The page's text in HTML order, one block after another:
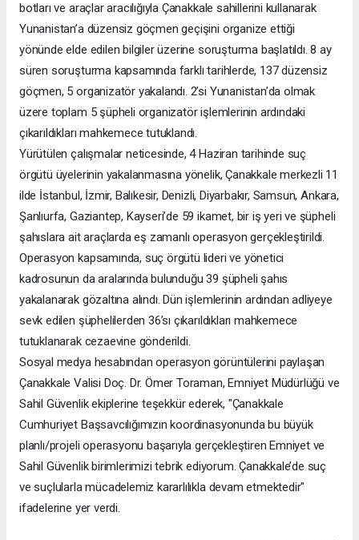
botları ve araçlar aracılığıyla Çanakkale sahillerini kullanarak
Yunanistan’a düzensiz göçmen geçişini organize ettiği
yönünde elde edilen bilgiler üzerine soruşturma başlatıldı. 8 ay
süren soruşturma kapsamında farklı tarihlerde, 137 düzensiz
göçmen, 5 organizatör yakalandı. 2’si Yunanistan’da olmak
üzere toplam 5 şüpheli organizatör işlemlerinin ardındaki
çıkarıldıkları mahkemece tutuklandı.
Yürütülen çalışmalar neticesinde, 4 Haziran tarihinde suç
örgütü üyelerinin yakalanmasına yönelik, Çanakkale merkezli 11
ilde İstanbul, İzmir, Balıkesir, Denizli, Diyarbakır, Samsun, Ankara,
Şanlıurfa, Gaziantep, Kayseri’de 59 ikamet, bir iş yeri ve şüpheli
şahıslara ait araçlarda eş zamanlı operasyon gerçekleştirildi.
Operasyon kapsamında, suç örgütü lideri ve yönetici
kadrosunun da aralarında bulunduğu 39 şüpheli şahıs
yakalanarak gözaltına alındı. Dün işlemlerinin ardından adliyeye
sevk edilen şüphelilerden 36’sı çıkarıldıkları mahkemece
tutuklanarak cezaevine gönderildi.
Sosyal medya hesabından operasyon görüntülerini paylaşan
Çanakkale Valisi Doç. Dr. Ömer Toraman, Emniyet Müdürlüğü ve
Sahil Güvenlik ekiplerine teşekkür ederek, "Çanakkale
Cumhuriyet Başsavcılığımızın koordinasyonunda bu büyük
planlı/projeli operasyonu başarıyla gerçekleştiren Emniyet ve
Sahil Güvenlik birimlerimizi tebrik ediyorum. Çanakkale’de suç
ve suçlularla mücadelemiz kararlılıkla devam etmektedir"
ifadelerine yer verdi.